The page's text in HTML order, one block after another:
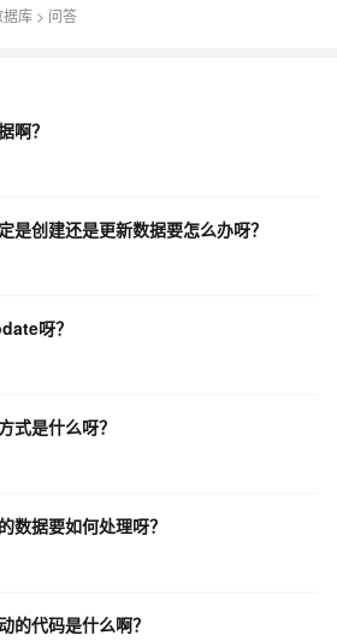
据库 > 问答
啊？
创建还是更新数据要怎么办呀？
呀？
式是什么呀？
数据要如何处理呀？
的代码是什么啊？